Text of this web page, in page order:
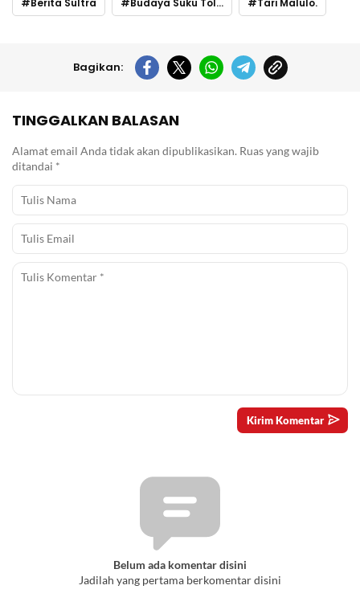
Bagikan:
TINGGALKAN BALASAN
Alamat email Anda tidak akan dipublikasikan. Ruas yang wajib
ditandai *
Belum ada komentar disini
Jadilah yang pertama berkomentar disini